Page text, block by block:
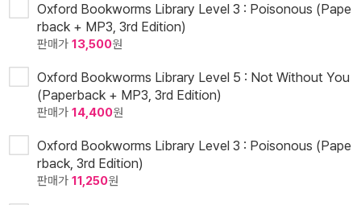
Oxford Bookworms Library Level 3 : Poisonous (Pape
rback + MP3, 3rd Edition)
판매가 13,500원
Oxford Bookworms Library Level 5 : Not Without You
(Paperback + MP3, 3rd Edition)
판매가 14,400원
Oxford Bookworms Library Level 3 : Poisonous (Pape
rback, 3rd Edition)
판매가 11,250원